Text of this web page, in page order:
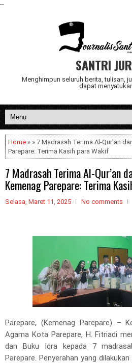
--
SANTRI
Menghimpun seluruh berita, tulisan,
dapat
Home » » 7 Madrasah Terima Al-Qur’an
Parepare: Terima Kasih para Wakif
7 Madrasah Terima Al-Qur’an
Kemenag Parepare: Terima
Selasa, Maret 11, 2025 No comments
Parepare, (Kemenag Parepare) –
Agama Kota Parepare, H. Fitriadi
dan Buku Iqra kepada 7
Parepare. Penyerahan yang